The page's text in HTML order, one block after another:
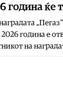
година ќе
година е
на